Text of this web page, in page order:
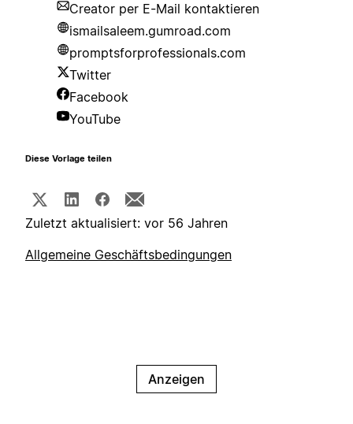
Creator per E-Mail kontaktieren
ismailsaleem.gumroad.com
promptsforprofessionals.com
Twitter
Facebook
YouTube
Diese Vorlage teilen
Zuletzt aktualisiert: vor 56 Jahren
Allgemeine Geschäftsbedingungen
Anzeigen